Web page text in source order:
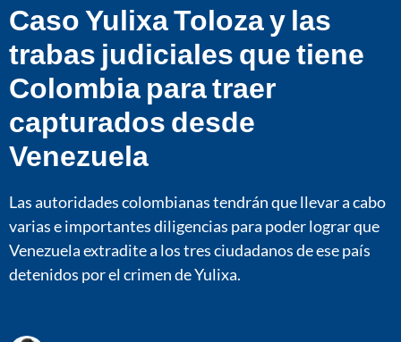
Caso Yulixa Toloza y las
trabas judiciales que tiene
Colombia para traer
capturados desde
Venezuela
Las autoridades colombianas tendrán que llevar a cabo
varias e importantes diligencias para poder lograr que
Venezuela extradite a los tres ciudadanos de ese país
detenidos por el crimen de Yulixa.